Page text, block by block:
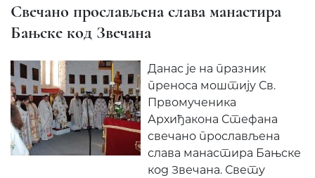
Свечано прослављена слава манастира
Бањске код Звечана
Данас је на празник
преноса моштију Св.
Првомученика
Архиђакона Стефана
свечано прослављена
слава манастира Бањске
код Звечана. Свету